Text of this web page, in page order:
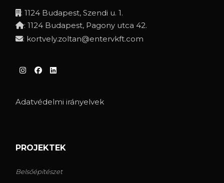
: 1124 Budapest, Szendi u. 1.
: 1124 Budapest, Pagony utca 42.
: kortvely.zoltan@entervkft.com
Adatvédelmi irányelvek
PROJEKTEK
Belsőépítészet